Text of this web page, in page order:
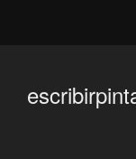
contenido